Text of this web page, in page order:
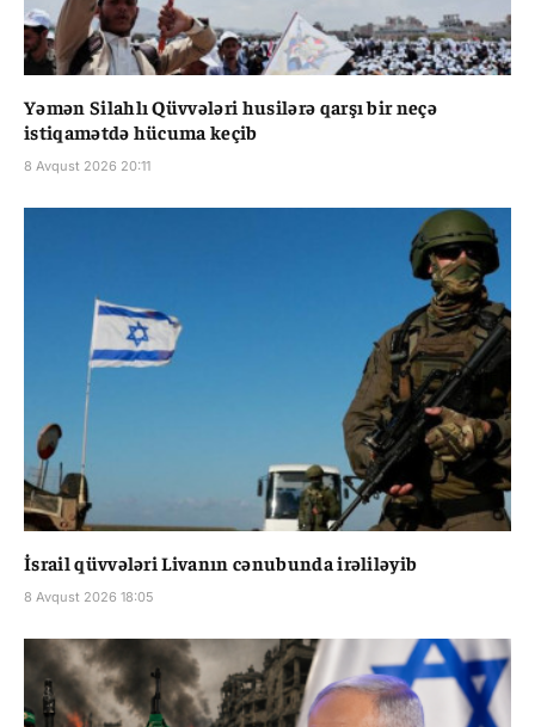
Yəmən Silahlı Qüvvələri husilərə qarşı bir neçə
istiqamətdə hücuma keçib
8 Avqust 2026 20:11
İsrail qüvvələri Livanın cənubunda irəliləyib
8 Avqust 2026 18:05